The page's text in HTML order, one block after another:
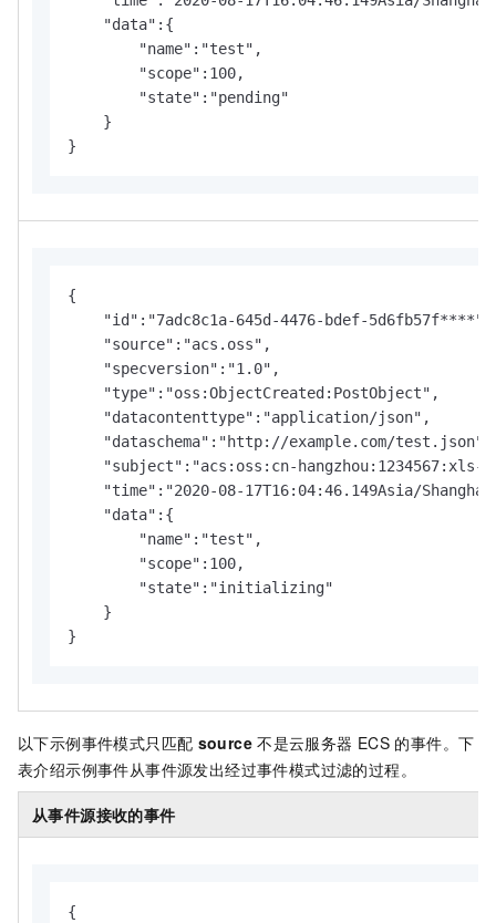
    "data":{
        "name":"test",
        "scope":100,
        "state":"pending"
    }
}
{
    "id":"7adc8c1a-645d-4476-bdef-5d6fb57f****",
    "source":"acs.oss",
    "specversion":"1.0",
    "type":"oss:ObjectCreated:PostObject",
    "datacontenttype":"application/json",
    "dataschema":"http://example.com/test.json",
"subject":"acs:oss:cn-hangzhou:1234567:xls-
"time":"2020-08-17T16:04:46.149Asia/
    "data":{
        "name":"test",
        "scope":100,
        "state":"initializing"
    }
}
以下示例事件模式只匹配 source 不是云服务器 ECS 的事件。下
表介绍示例事件从事件源发出经过事件模式过滤的过程。
从事件源接收的事件
{